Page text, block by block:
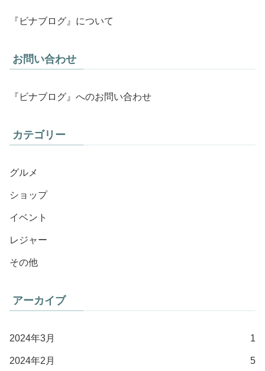
『ビナブログ』について
お問い合わせ
『ビナブログ』へのお問い合わせ
カテゴリー
グルメ
ショップ
イベント
レジャー
その他
アーカイブ
2024年3月 1
2024年2月 5